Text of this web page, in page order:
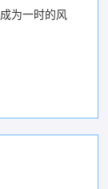
为一时的风